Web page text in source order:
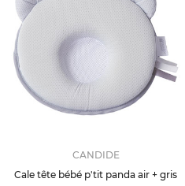
CANDIDE
Cale tête bébé p'tit panda air + gris